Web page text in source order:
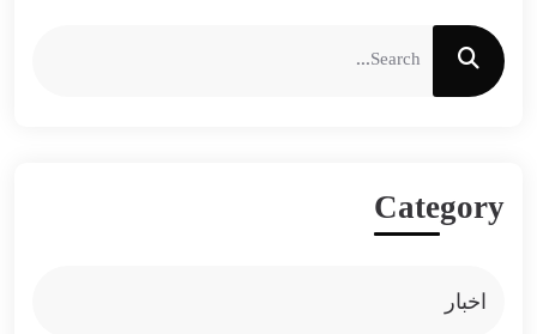
CATEGORY
اخبار